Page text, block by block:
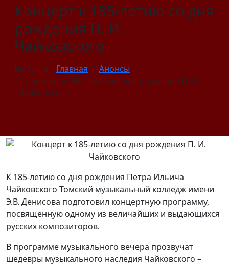
Концерт к 185-летию со дня
рождения П. И.
Чайковского
Вы здесь: Главная
Анонсы
Концерт к 185-летию со дня рождения П. И.
Чайковского
К 185-летию со дня рождения Петра Ильича
Чайковского Томский музыкальный колледж имени
Э.В. Денисова подготовил концертную программу,
посвящённую одному из величайших и выдающихся
русских композиторов.
В программе музыкального вечера прозвучат
шедевры музыкального наследия Чайковского –